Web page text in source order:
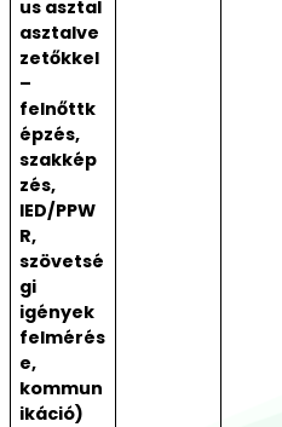
us asztal
asztalve
zetőkkel
–
felnőttk
épzés,
szakkép
zés,
IED/PPW
R,
szövetsé
gi
igények
felmérés
e,
kommun
ikáció)